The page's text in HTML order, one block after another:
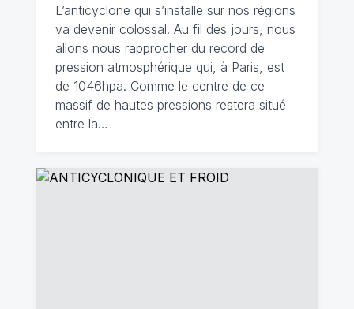
L’anticyclone qui s’installe sur nos régions
va devenir colossal. Au fil des jours, nous
allons nous rapprocher du record de
pression atmosphérique qui, à Paris, est
de 1046hpa. Comme le centre de ce
massif de hautes pressions restera situé
entre la…